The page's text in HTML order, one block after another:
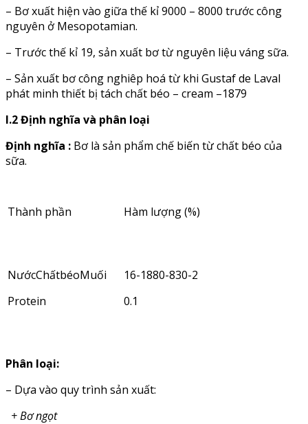
– Bơ xuất hiện vào giữa thế kỉ 9000 – 8000 trước công
nguyên ở Mesopotamian.
– Trước thế kỉ 19, sản xuất bơ từ nguyên liệu váng sữa.
– Sản xuất bơ công nghiêp hoá từ khi Gustaf de Laval
phát minh thiết bị tách chất béo – cream –1879
I.2Định nghĩa và phân loại
Định nghĩa : Bơ là sản phẩm chế biến từ chất béo của
sữa.
Thành phần Hàm lượng (%)
NướcChấtbéoMuối
Protein
16-1880-830-2
0.1
Phân loại:
– Dựa vào quy trình sản xuất:
+Bơngọt